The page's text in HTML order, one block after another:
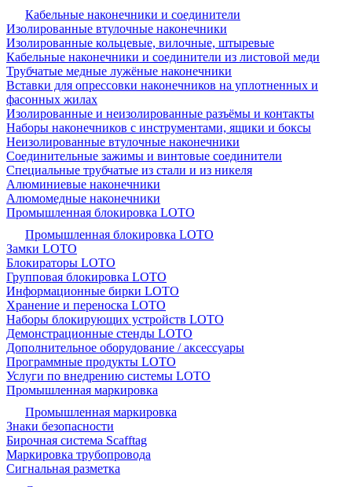
Кабельные наконечники и соединители
Изолированные втулочные наконечники
Изолированные кольцевые, вилочные, штыревые
Кабельные наконечники и соединители из листовой меди
Трубчатые медные лужёные наконечники
Вставки для опрессовки наконечников на уплотненных и
фасонных жилах
Изолированные и неизолированные разъёмы и контакты
Наборы наконечников с инструментами, ящики и боксы
Неизолированные втулочные наконечники
Соединительные зажимы и винтовые соединители
Специальные трубчатые из стали и из никеля
Алюминиевые наконечники
Алюмомедные наконечники
Промышленная блокировка LOTO
Промышленная блокировка LOTO
Замки LOTO
Блокираторы LOTO
Групповая блокировка LOTO
Информационные бирки LOTO
Хранение и переноска LOTO
Наборы блокирующих устройств LOTO
Демонстрационные стенды LOTO
Дополнительное оборудование / аксессуары
Программные продукты LOTO
Услуги по внедрению системы LOTO
Промышленная маркировка
Промышленная маркировка
Знаки безопасности
Бирочная система Scafftag
Маркировка трубопровода
Сигнальная разметка